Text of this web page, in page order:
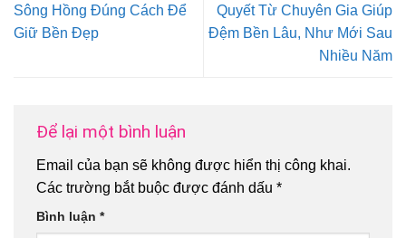
Sông Hồng Đúng Cách Để
Giữ Bền Đẹp
Quyết Từ Chuyên Gia Giúp
Đệm Bền Lâu, Như Mới Sau
Nhiều Năm
Để lại một bình luận
Email của bạn sẽ không được hiển thị công khai.
Các trường bắt buộc được đánh dấu *
Bình luận *